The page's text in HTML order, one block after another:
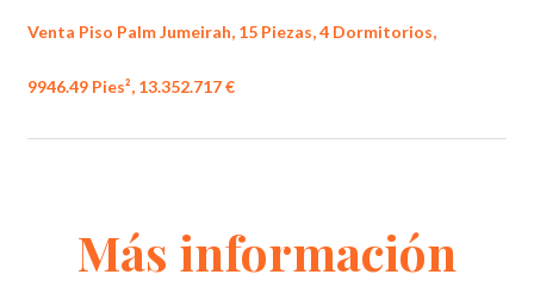
Venta Piso Palm Jumeirah, 15 Piezas, 4 Dormitorios,
9946.49 Pies², 13.352.717 €
Más información